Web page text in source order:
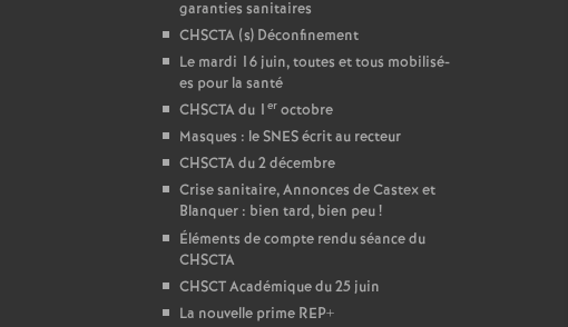
garanties sanitaires
CHSCTA (s) Déconfinement
Le mardi 16 juin, toutes et tous mobilisé-
es pour la santé
CHSCTA du 1 eroctobre
Masques : le SNES écrit au recteur
CHSCTA du 2 décembre
Crise sanitaire, Annonces de Castex et
Blanquer : bien tard, bien peu!
Éléments de compte rendu séance du
CHSCTA
CHSCT Académique du 25 juin
La nouvelle prime REP+